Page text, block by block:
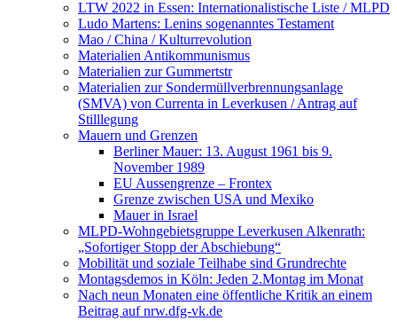
LTW 2022 in Essen: Internationalistische Liste / MLPD
Ludo Martens: Lenins sogenanntes Testament
Mao / China / Kulturrevolution
Materialien Antikommunismus
Materialien zur Gummertstr
Materialien zur Sondermüllverbrennungsanlage
(SMVA) von Currenta in Leverkusen / Antrag auf
Stilllegung
Mauern und Grenzen
Berliner Mauer: 13. August 1961 bis 9.
November 1989
EU Aussengrenze – Frontex
Grenze zwischen USA und Mexiko
Mauer in Israel
MLPD-Wohngebietsgruppe Leverkusen Alkenrath:
„Sofortiger Stopp der Abschiebung“
Mobilität und soziale Teilhabe sind Grundrechte
Montagsdemos in Köln: Jeden 2.Montag im Monat
Nach neun Monaten eine öffentliche Kritik an einem
Beitrag auf nrw.dfg-vk.de